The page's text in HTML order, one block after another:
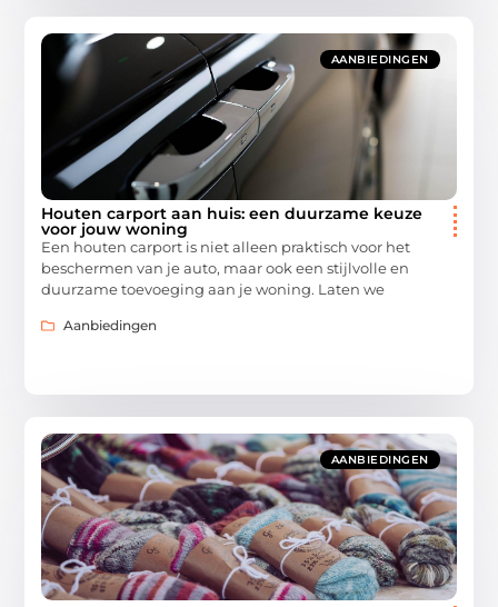
AANBIEDINGEN
Houten carport aan huis: een duurzame keuze
voor jouw woning
Een houten carport is niet alleen praktisch voor het
beschermen van je auto, maar ook een stijlvolle en
duurzame toevoeging aan je woning. Laten we
Aanbiedingen
AANBIEDINGEN